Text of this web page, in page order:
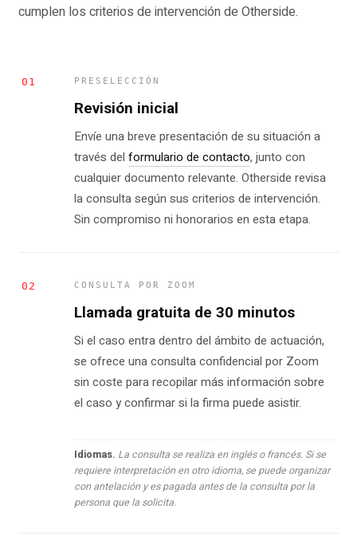
cumplen los criterios de intervención de Otherside.
01 PRESELECCIÓN
Revisión inicial
Envíe una breve presentación de su situación a
través del formulario de contacto, junto con
cualquier documento relevante. Otherside revisa
la consulta según sus criterios de intervención.
Sin compromiso ni honorarios en esta etapa.
02 CONSULTA POR ZOOM
Llamada gratuita de 30 minutos
Si el caso entra dentro del ámbito de actuación,
se ofrece una consulta confidencial por Zoom
sin coste para recopilar más información sobre
el caso y confirmar si la firma puede asistir.
Idiomas. La consulta se realiza en inglés o francés. Si se
requiere interpretación en otro idioma, se puede organizar
con antelación y es pagada antes de la consulta por la
persona que la solicita.